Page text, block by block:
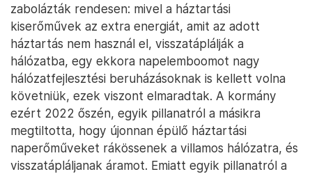
zabolázták rendesen: mivel a háztartási
kiserőművek az extra energiát, amit az adott
háztartás nem használ el, visszatáplálják a
hálózatba, egy ekkora napelemboomot nagy
hálózatfejlesztési beruházásoknak is kellett volna
követniük, ezek viszont elmaradtak. A kormány
ezért 2022 őszén, egyik pillanatról a másikra
megtiltotta, hogy újonnan épülő háztartási
naperőműveket rákössenek a villamos hálózatra, és
visszatápláljanak áramot. Emiatt egyik pillanatról a